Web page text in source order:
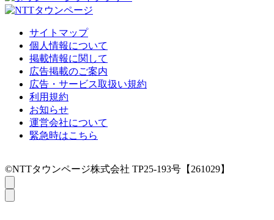
サイトマップ
個人情報について
掲載情報に関して
広告掲載のご案内
広告・サービス取扱い規約
利用規約
お知らせ
運営会社について
緊急時はこちら
©NTTタウンページ株式会社 TP25-193号【261029】